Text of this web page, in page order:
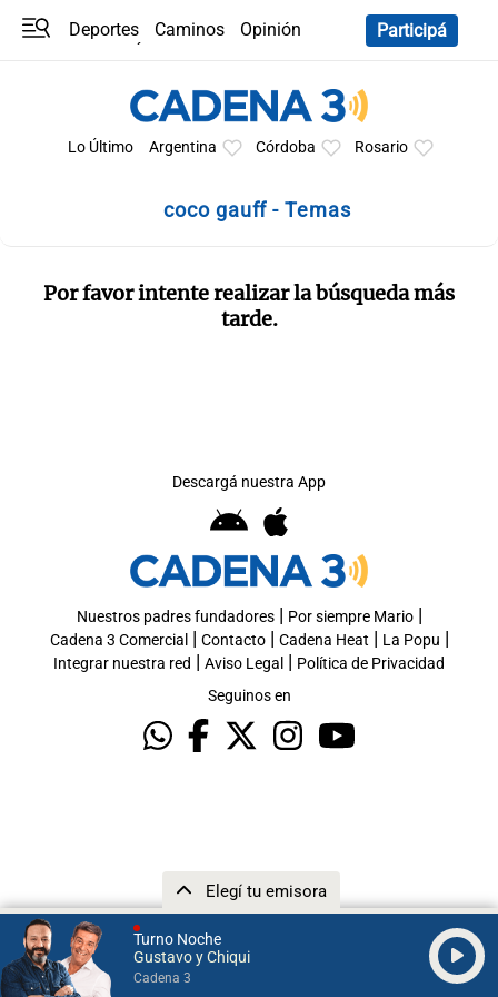
Turno Noche
Gustavo y Chiqui
Cadena 3
Elegí tu emisora
Deportes Caminos
Opinión
Participá
Lo Último Argentina Córdoba Rosario
coco gauff - Temas
Por favor intente realizar la búsqueda más
tarde.
Descargá nuestra App
Nuestros padres fundadores| Por siempre Mario|
Cadena 3 Comercial | Contacto| Cadena Heat | La Popu |
Integrar nuestra red | Aviso Legal | Política de Privacidad
Seguinos en